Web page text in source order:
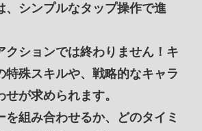
、 シンプルなタップ操作で進
クションでは終わりません！ キ
特殊スキルや、 戦略的なキャラ
せが求められます。
を組み合わせるか、
どのタイミ